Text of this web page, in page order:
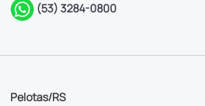
(53) 3284-0800
Pelotas/RS